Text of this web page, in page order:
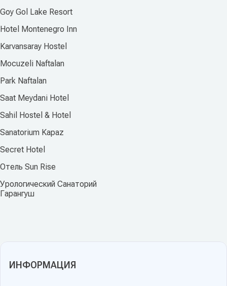
ИНФОРМАЦИЯ
Goy Gol Lake Resort
Hotel Montenegro Inn
Karvansaray Hostel
Mocuzeli Naftalan
Park Naftalan
Saat Meydani Hotel
Sahil Hostel & Hotel
Sanatorium Kapaz
Secret Hotel
Отель Sun Rise
Урологический Санаторий
Гарангуш